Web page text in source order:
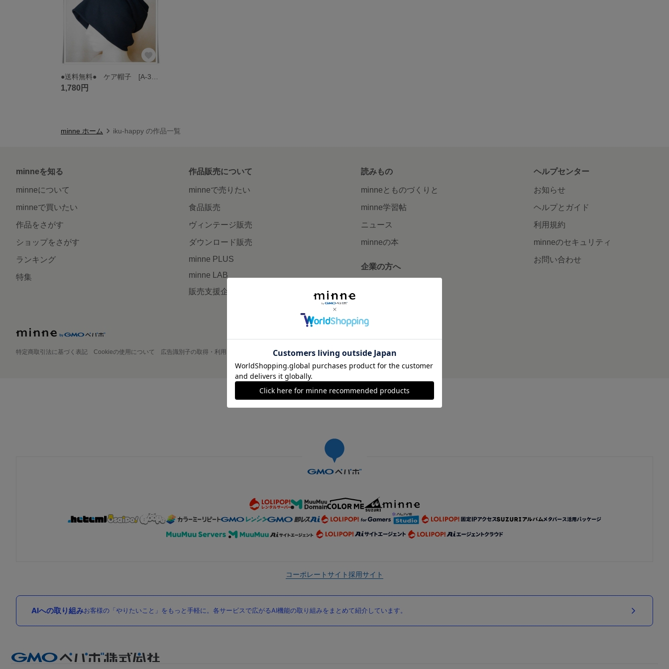
1,780円
minne ホーム iku-happy の作品一覧
minneを知る
minneについて
minneで買いたい
作品をさがす
ショップをさがす
ランキング
特集
作品販売について
minneで売りたい
食品販売
ヴィンテージ販売
ダウンロード販売
minne PLUS
minne LAB
販売支援企画・イベント
読みもの
minneとものづくりと
minne学習帖
ニュース
minneの本
企業の方へ
ヘルプセンター
お知らせ
ヘルプとガイド
利用規約
minneのセキュリティ
お問い合わせ
特定商取引法に基づく表記 Cookieの使用について 広告識別子の取得・利用 プライバシーポリシー 会社概要 採用情報 メディアキット
©GMO Pepabo, Inc. All rights reserved.
コーポレートサイト採用サイト
AIへの取り組みお客様の「やりたいこと」をもっと手軽に。各サービスで広がるAI機能の取り組みをまとめて紹介しています。